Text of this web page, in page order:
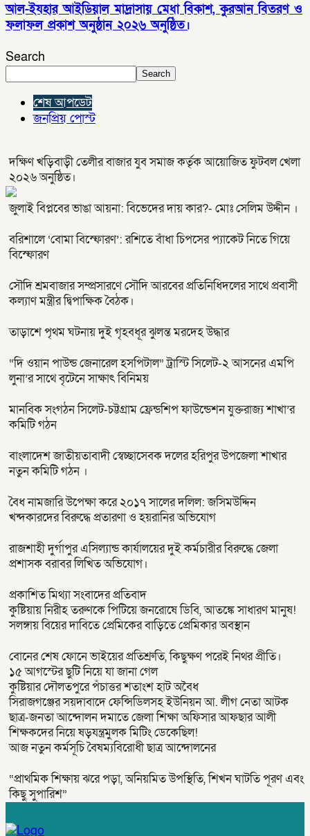
আল-ইযহার আইডিয়াল মাদ্রাসায় মেধা বিকাশ, কুরআন বিতরণ ও
ফলাফল প্রকাশ অনুষ্ঠান ২০২৬ অনুষ্ঠিত।
Search
Search
শেষ আপডেট
জনপ্রিয় পোস্ট
দক্ষিণ খড়িবাড়ী তেলীর বাজার যুব সমাজ কর্তৃক আয়োজিত ফুটবল খেলা
২০২৬ অনুষ্ঠিত।
জুলাই বিপ্লবের ভাঙা আয়না: বিভেদের দায় কার?- মোঃ সেলিম উদ্দীন ।
বরিশালে ‘বোমা বিস্ফোরণ’: রশিতে বাঁধা চিপসের প্যাকেট নিতে গিয়ে
বিস্ফোরণ
সৌদি শ্রমবাজার সম্প্রসারণে সৌদি আরবের প্রতিনিধিদলের সাথে প্রবাসী
কল্যাণ মন্ত্রীর দ্বিপাক্ষিক বৈঠক।
তাড়াশে পৃথম ঘটনায় দুই গৃহবধূর ঝুলন্ত মরদেহ উদ্ধার
“দি ওয়ান পাউন্ড জেনারেল হসপিটাল” ট্রাস্টি সিলেট-২ আসনের এমপি
লুনা’র সা‌থে বৃটেনে সাক্ষাৎ বিনিময়
মানবিক সংগঠন সিলেট-চট্টগ্রাম ফ্রেন্ডশিপ ফাউন্ডেশন যুক্তরাজ্য শাখা’র
কমিটি গঠন
বাংলাদেশ জাতীয়তাবাদী স্বেচ্ছাসেবক দলের হরিপুর উপজেলা শাখার
নতুন কমিটি গঠন ।
বৈধ নামজারি উপেক্ষা করে ২০১৭ সালের দলিল: জসিমউদ্দিন
খন্দকারদের বিরুদ্ধে প্রতারণা ও হয়রানির অভিযোগ
রাজশাহী দুর্গাপুর এসিল্যান্ড কার্যালয়ের দুই কর্মচারীর বিরুদ্ধে জেলা
প্রশাসক বরাবর লিখিত অভিযোগ।
প্রকাশিত মিথ্যা সংবাদের প্রতিবাদ
কুষ্টিয়ায় নিরীহ তরুণকে পিটিয়ে জনরোষে ডিবি, আতঙ্কে সাধারণ মানুষ!
সলঙ্গায় বিয়ের দাবিতে প্রেমিকের বাড়িতে প্রেমিকার অবস্থান
বোনের শেষ ফোনে ভাইয়ের প্রতিশ্রুতি, কিছুক্ষণ পরেই নিথর প্রীতি।
১৫ আগস্টের ছুটি নিয়ে যা জানা গেল
কুষ্টিয়ার দৌলতপুরে পঁচাত্তর শতাংশ হাট অবৈধ
সিরাজগঞ্জের সয়দাবাদে ফেন্সিডিলসহ ইউনিয়ন আ. লীগ নেতা আটক
ছাত্র-জনতা আন্দোলন দমাতে জেলা শিক্ষা অফিসার আফছার আলী
শিক্ষকদের নিয়ে ষড়যন্ত্রমুলক মিটিং ডেকেছিল!
আজ নতুন কর্মসূচি বৈষম্যবিরোধী ছাত্র আন্দোলনের
“প্রাথমিক শিক্ষায় ঝরে পড়া, অনিয়মিত উপস্থিতি, শিখন ঘাটতি পূরণ এবং
কিছু সুপারিশ”